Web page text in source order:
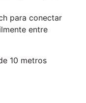
para conectar
entre
10 metros